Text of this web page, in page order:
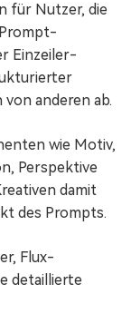
für Nutzer, die
Einzeiler-
anderen ab.
wie Motiv,
Perspektive
damit
des Prompts.
Flux-
detaillierte